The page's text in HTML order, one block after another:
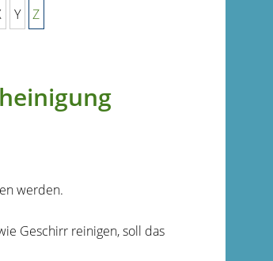
Y Z
werden.
Geschirr reinigen, soll das